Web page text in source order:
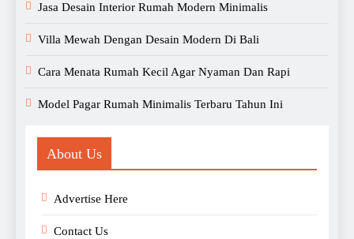
Jasa Desain Interior Rumah Modern Minimalis
Villa Mewah Dengan Desain Modern Di Bali
Cara Menata Rumah Kecil Agar Nyaman Dan Rapi
Model Pagar Rumah Minimalis Terbaru Tahun Ini
About Us
Advertise Here
Contact Us